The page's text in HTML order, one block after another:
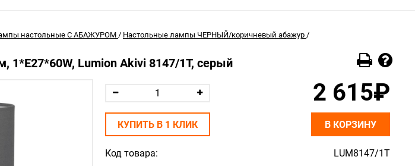
настольные С АБАЖУРОМ / Настольные лампы ЧЕРНЫЙ/коричневый абажур /
1*E27*60W, Lumion Akivi 8147/1T, серый
Код товара:
LUM8147/1T
2 615₽
КУПИТЬ В 1 КЛИК В КОРЗИНУ